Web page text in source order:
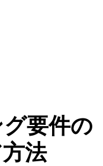
要件の
法